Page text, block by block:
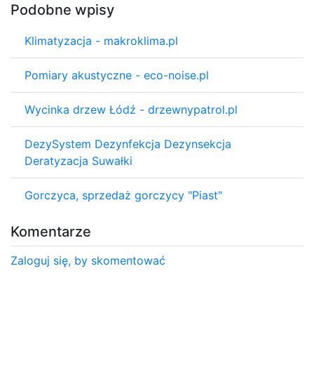
Podobne wpisy
Klimatyzacja - makroklima.pl
Pomiary akustyczne - eco-noise.pl
Wycinka drzew Łódź - drzewnypatrol.pl
DezySystem Dezynfekcja Dezynsekcja
Deratyzacja Suwałki
Gorczyca, sprzedaż gorczycy "Piast"
Komentarze
Zaloguj się, by skomentować